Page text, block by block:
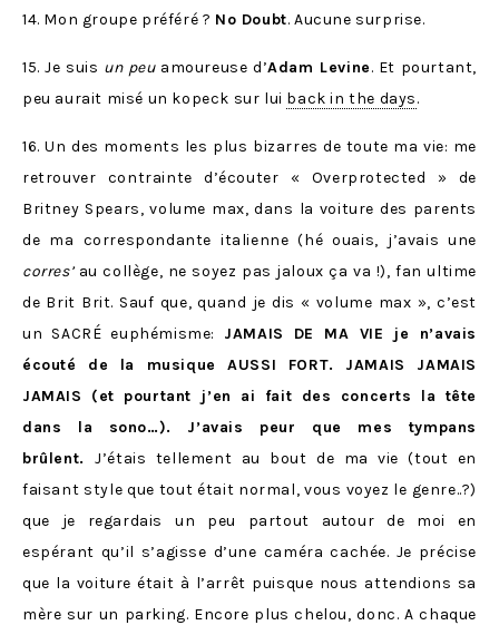
14. Mon groupe préféré ? No Doubt. Aucune surprise.
15. Je suis un peuamoureuse d’Adam Levine. Et pourtant,
peu aurait misé un kopeck sur lui back in the days.
16. Un des moments les plus bizarres de toute ma vie: me
retrouver contrainte d’écouter « Overprotected » de
Britney Spears, volume max, dans la voiture des parents
de ma correspondante italienne (hé ouais, j’avais une
corres’ au collège, ne soyez pas jaloux ça va !), fan ultime
de Brit Brit. Sauf que, quand je dis « volume max », c’est
un SACRÉ euphémisme: JAMAIS DE MA VIE je n’avais
écouté de la musique AUSSI FORT. JAMAIS JAMAIS
JAMAIS (et pourtant j’en ai fait des concerts la tête
dans la sono…). J’avais peur que mes tympans
brûlent.J’étais tellement au bout de ma vie (tout en
faisant style que tout était normal, vous voyez le genre..?)
que je regardais un peu partout autour de moi en
espérant qu’il s’agisse d’une caméra cachée. Je précise
que la voiture était à l’arrêt puisque nous attendions sa
mère sur un parking. Encore plus chelou, donc. A chaque